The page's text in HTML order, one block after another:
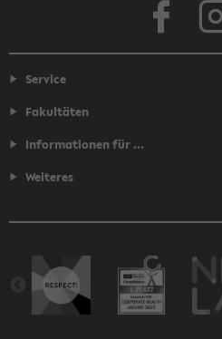
Service
Fakultäten
Informationen für ...
Weiteres